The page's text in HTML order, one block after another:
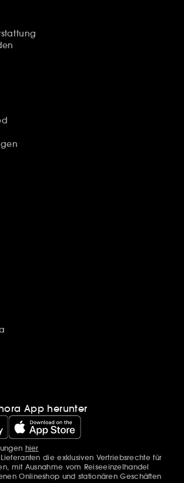
App herunter
hier
die exklusiven Vertriebsrechte für
mit Ausnahme vom Reiseeinzelhandel
Onlineshop und stationären Geschäften